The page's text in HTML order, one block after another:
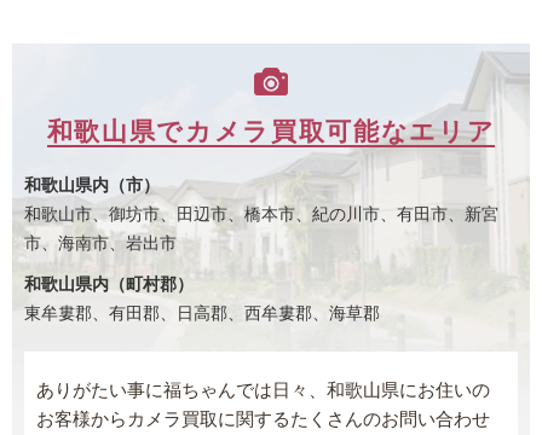
和歌山県でカメラ買取可能なエリア
和歌山県内（市）
和歌山市、御坊市、田辺市、橋本市、紀の川市、有田市、新宮
市、海南市、岩出市
和歌山県内（町村郡）
東牟婁郡、有田郡、日高郡、西牟婁郡、海草郡
ありがたい事に福ちゃんでは日々、和歌山県にお住いの
お客様からカメラ買取に関するたくさんのお問い合わせ